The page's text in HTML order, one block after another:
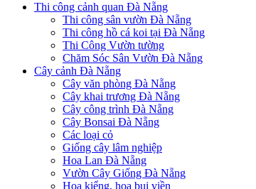
Thi công cảnh quan Đà Nẵng
Thi công sân vườn Đà Nẵng
Thi công hồ cá koi tại Đà Nẵng
Thi Công Vườn tường
Chăm Sóc Sân Vườn Đà Nẵng
Cây cảnh Đà Nẵng
Cây văn phòng Đà Nẵng
Cây khai trương Đà Nẵng
Cây công trình Đà Nẵng
Cây Bonsai Đà Nẵng
Các loại cỏ
Giống cây lâm nghiệp
Hoa Lan Đà Nẵng
Vườn Cây Giống Đà Nẵng
Hoa kiểng, hoa bụi viền